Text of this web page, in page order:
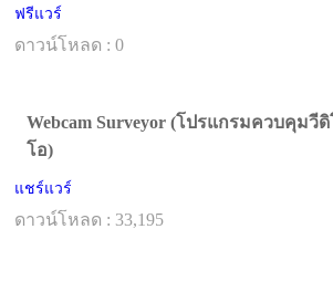
ฟรีแวร์
ดาวน์โหลด : 0
Webcam Surveyor (โปรแกรมควบคุมวี
โอ)
แชร์แวร์
ดาวน์โหลด : 33,195